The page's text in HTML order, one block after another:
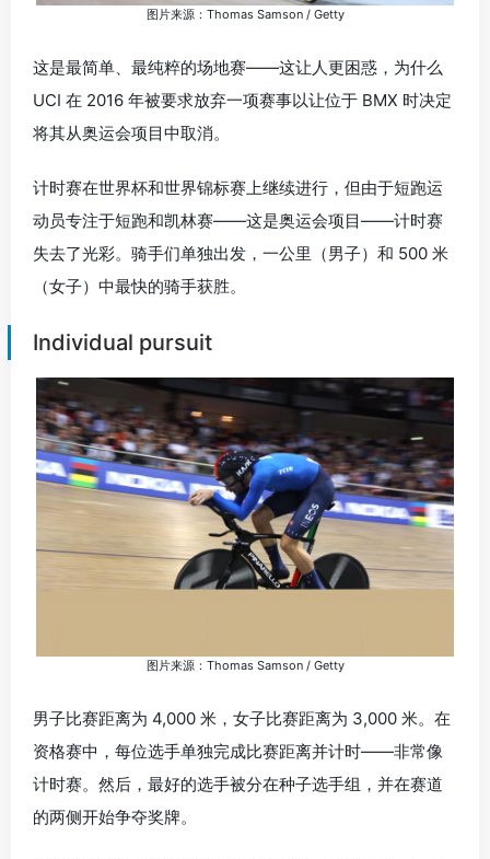
图片来源：Thomas Samson / Getty
这是最简单、最纯粹的场地赛——这让人更困惑，为什么
UCI 在 2016 年被要求放弃一项赛事以让位于 BMX 时决定
将其从奥运会项目中取消。
计时赛在世界杯和世界锦标赛上继续进行，但由于短跑运
动员专注于短跑和凯林赛——这是奥运会项目——计时赛
失去了光彩。骑手们单独出发，一公里（男子）和 500 米
（女子）中最快的骑手获胜。
Individual pursuit
图片来源：Thomas Samson / Getty
男子比赛距离为 4,000 米，女子比赛距离为 3,000 米。在
资格赛中，每位选手单独完成比赛距离并计时——非常像
计时赛。然后，最好的选手被分在种子选手组，并在赛道
的两侧开始争夺奖牌。